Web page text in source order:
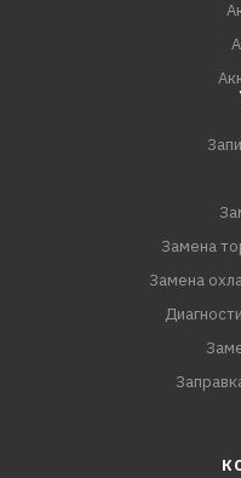
Замена
Замена